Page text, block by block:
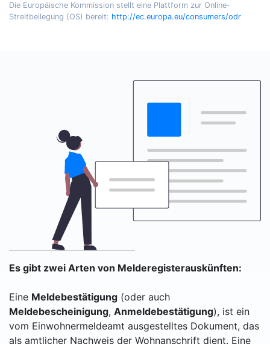
Die Europäische Kommission stellt eine Plattform zur Online-
Streitbeilegung (OS) bereit: http://ec.europa.eu/consumers/odr
Es gibt zwei Arten von Melderegisterauskünften:
Eine Meldebestätigung (oder auch
Meldebescheinigung, Anmeldebestätigung), ist ein
vom Einwohnermeldeamt ausgestelltes Dokument, das
als amtlicher Nachweis der Wohnanschrift dient. Eine